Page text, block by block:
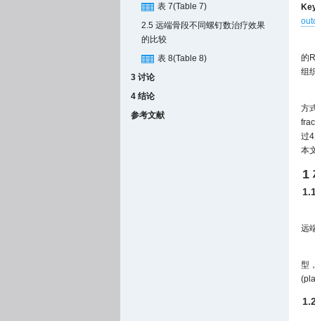
表 7(Table 7)
2.5 远端骨段不同螺钉数治疗效果
的比较
表 8(Table 8)
3 讨论
4 结论
参考文献
的
组
方
过
本
1
远
型